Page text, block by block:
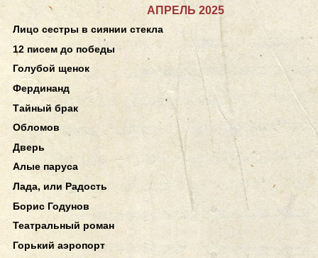
АПРЕЛЬ 2025
Лицо сестры в сиянии стекла
12 писем до победы
Голубой щенок
Фердинанд
Тайный брак
Обломов
Дверь
Алые паруса
Лада, или Радость
Борис Годунов
Театральный роман
Горький аэропорт